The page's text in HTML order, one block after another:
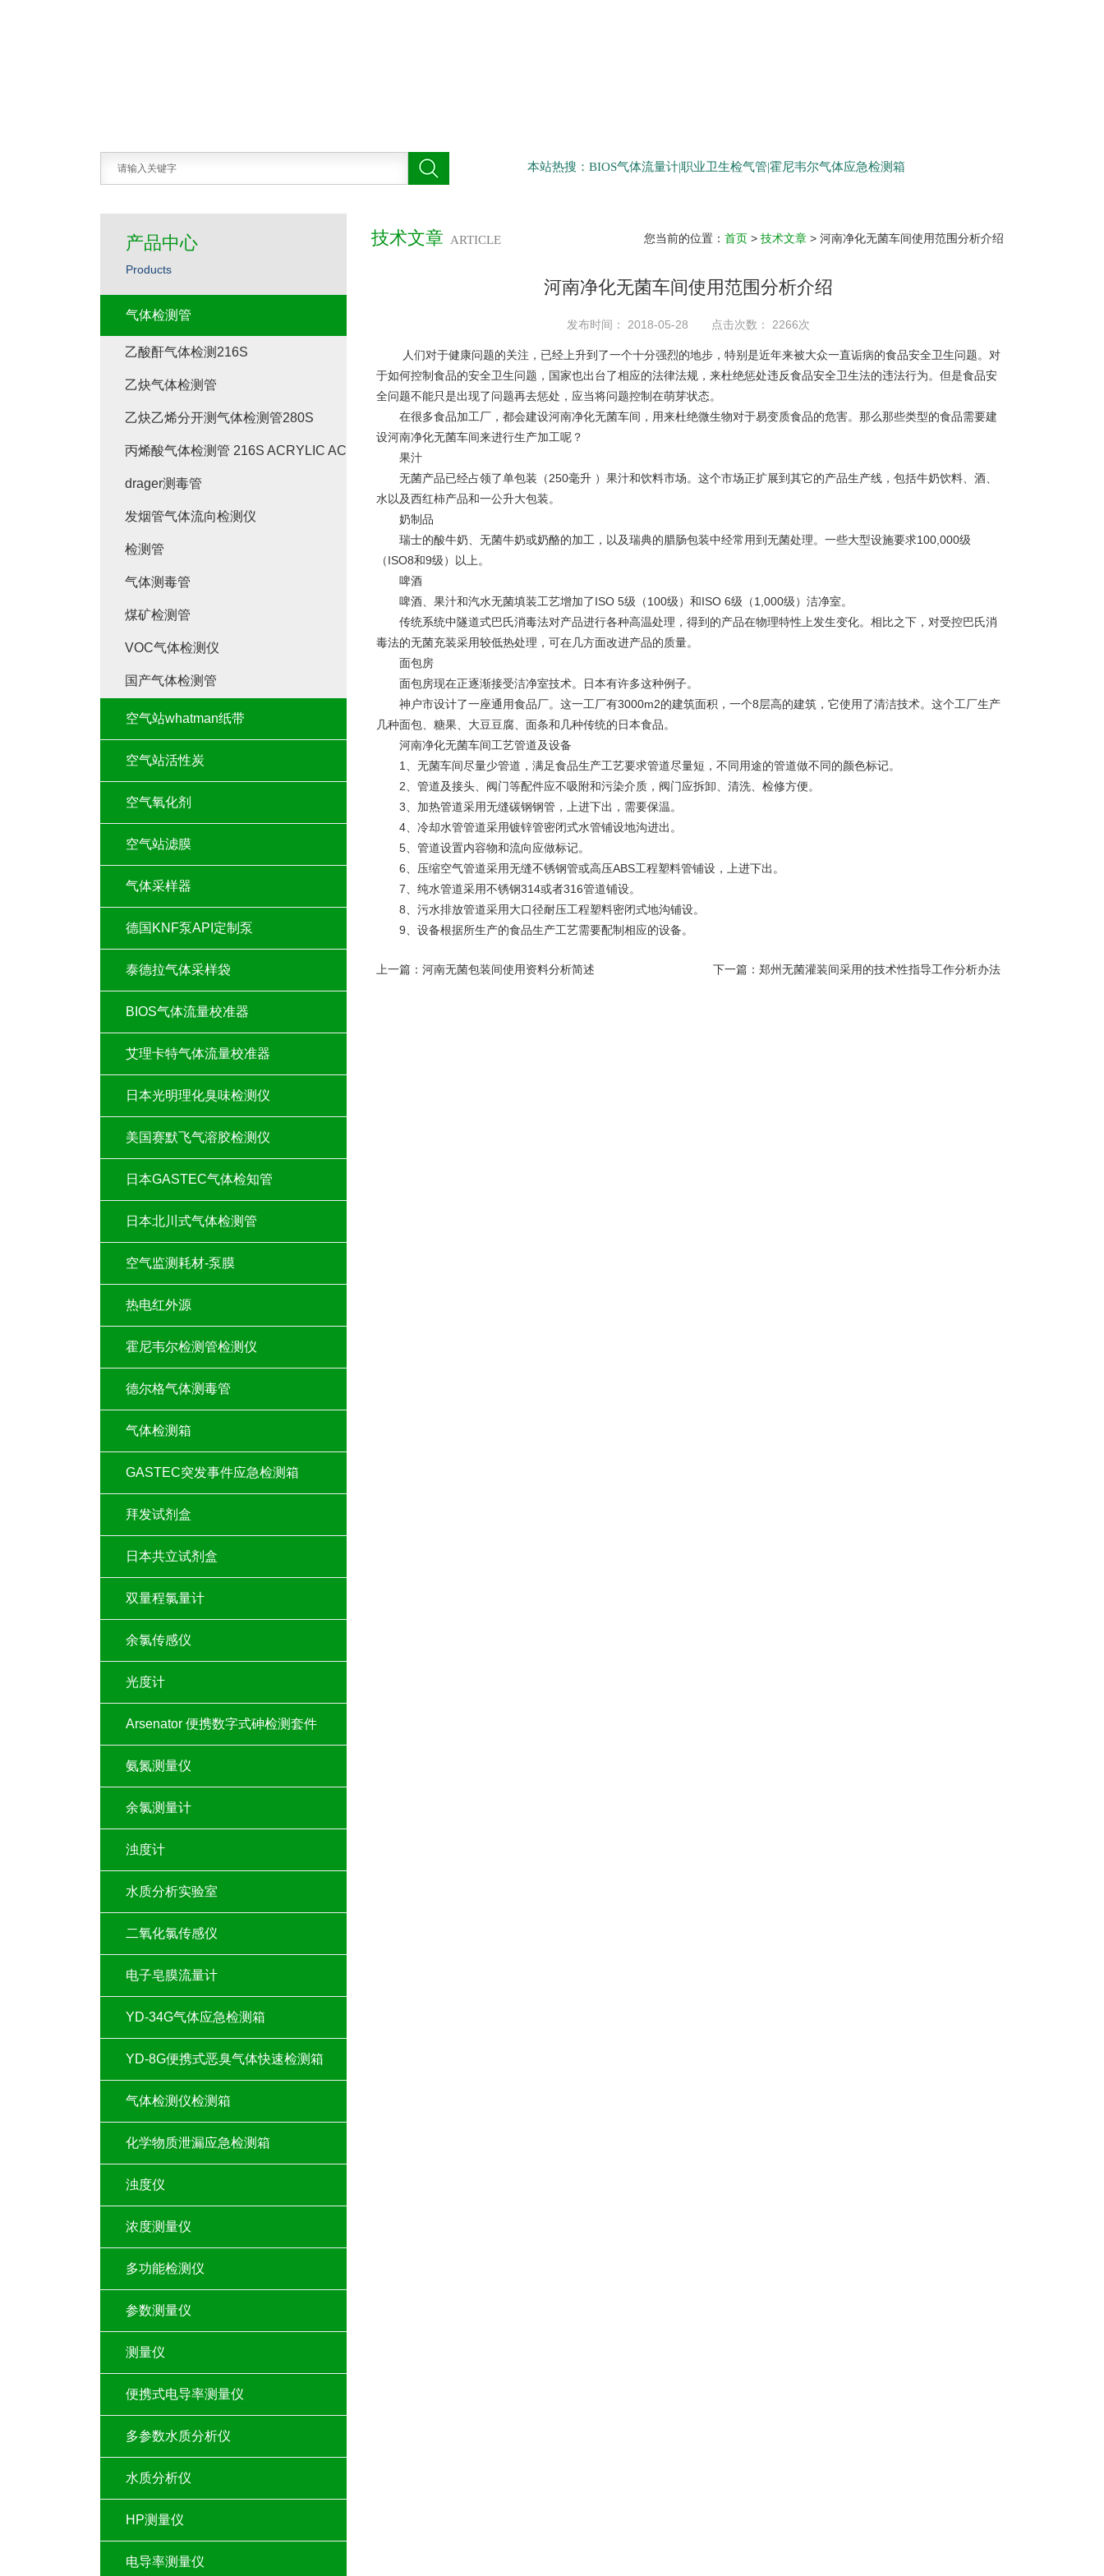
本站热搜：BIOS气体流量计|职业卫生检气管|霍尼韦尔气体应急检测箱
技术文章 ARTICLE 您当前的位置： 首页 > 技术文章 > 河南净化无菌车间使用范围分析介绍
河南净化无菌车间使用范围分析介绍
发布时间： 2018-05-28 点击次数： 2266次
人们对于健康问题的关注，已经上升到了一个十分强烈的地步，特别是近年来被大众一直诟病的食品安全卫生问题。对
于如何控制食品的安全卫生问题，国家也出台了相应的法律法规，来杜绝惩处违反食品安全卫生法的违法行为。但是食品安
全问题不能只是出现了问题再去惩处，应当将问题控制在萌芽状态。
在很多食品加工厂，都会建设河南净化无菌车间，用来杜绝微生物对于易变质食品的危害。那么那些类型的食品需要建
设河南净化无菌车间来进行生产加工呢？
果汁
无菌产品已经占领了单包装（250毫升 ）果汁和饮料市场。这个市场正扩展到其它的产品生产线，包括牛奶饮料、酒、
水以及西红柿产品和一公升大包装。
奶制品
瑞士的酸牛奶、无菌牛奶或奶酪的加工，以及瑞典的腊肠包装中经常用到无菌处理。一些大型设施要求100,000级
（ISO8和9级）以上。
啤酒
啤酒、果汁和汽水无菌填装工艺增加了ISO 5级（100级）和ISO 6级（1,000级）洁净室。
传统系统中隧道式巴氏消毒法对产品进行各种高温处理，得到的产品在物理特性上发生变化。相比之下，对受控巴氏消
毒法的无菌充装采用较低热处理，可在几方面改进产品的质量。
面包房
面包房现在正逐渐接受洁净室技术。日本有许多这种例子。
神户市设计了一座通用食品厂。这一工厂有3000m2的建筑面积，一个8层高的建筑，它使用了清洁技术。这个工厂生产
几种面包、糖果、大豆豆腐、面条和几种传统的日本食品。
河南净化无菌车间工艺管道及设备
1、无菌车间尽量少管道，满足食品生产工艺要求管道尽量短，不同用途的管道做不同的颜色标记。
2、管道及接头、阀门等配件应不吸附和污染介质，阀门应拆卸、清洗、检修方便。
3、加热管道采用无缝碳钢钢管，上进下出，需要保温。
4、冷却水管管道采用镀锌管密闭式水管铺设地沟进出。
5、管道设置内容物和流向应做标记。
6、压缩空气管道采用无缝不锈钢管或高压ABS工程塑料管铺设，上进下出。
7、纯水管道采用不锈钢314或者316管道铺设。
8、污水排放管道采用大口径耐压工程塑料密闭式地沟铺设。
9、设备根据所生产的食品生产工艺需要配制相应的设备。
下一篇： 郑州无菌灌装间采用的技术性指导工作分析办法
上一篇： 河南无菌包装间使用资料分析简述
产品中心
Products
气体检测管
乙酸酐气体检测216S
乙炔气体检测管
乙炔乙烯分开测气体检测管280S
丙烯酸气体检测管 216S ACRYLIC ACID
drager测毒管
发烟管气体流向检测仪
检测管
气体测毒管
煤矿检测管
VOC气体检测仪
国产气体检测管
空气站whatman纸带
空气站活性炭
空气氧化剂
空气站滤膜
气体采样器
德国KNF泵API定制泵
泰德拉气体采样袋
BIOS气体流量校准器
艾理卡特气体流量校准器
日本光明理化臭味检测仪
美国赛默飞气溶胶检测仪
日本GASTEC气体检知管
日本北川式气体检测管
空气监测耗材-泵膜
热电红外源
霍尼韦尔检测管检测仪
德尔格气体测毒管
气体检测箱
GASTEC突发事件应急检测箱
拜发试剂盒
日本共立试剂盒
双量程氯量计
余氯传感仪
光度计
Arsenator 便携数字式砷检测套件
氨氮测量仪
余氯测量计
浊度计
水质分析实验室
二氧化氯传感仪
电子皂膜流量计
YD-34G气体应急检测箱
YD-8G便携式恶臭气体快速检测箱
气体检测仪检测箱
化学物质泄漏应急检测箱
浊度仪
浓度测量仪
多功能检测仪
参数测量仪
测量仪
便携式电导率测量仪
多参数水质分析仪
水质分析仪
HP测量仪
电导率测量仪